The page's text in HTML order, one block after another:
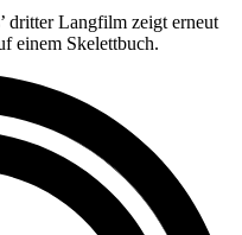
dritter Langfilm zeigt erneut
einem Skelettbuch.